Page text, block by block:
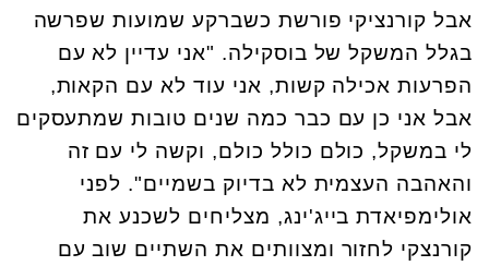
אבל קורנציקי פורשת כשברקע שמועות שפרשה
בגלל המשקל של בוסקילה. "אני עדיין לא עם
הפרעות אכילה קשות, אני עוד לא עם הקאות,
אבל אני כן עם כבר כמה שנים טובות שמתעסקים
לי במשקל, כולם כולל כולם, וקשה לי עם זה
והאהבה העצמית לא בדיוק בשמיים". לפני
אולימפיאדת בייג'ינג, מצליחים לשכנע את
קורנצקי לחזור ומצוותים את השתיים שוב עם